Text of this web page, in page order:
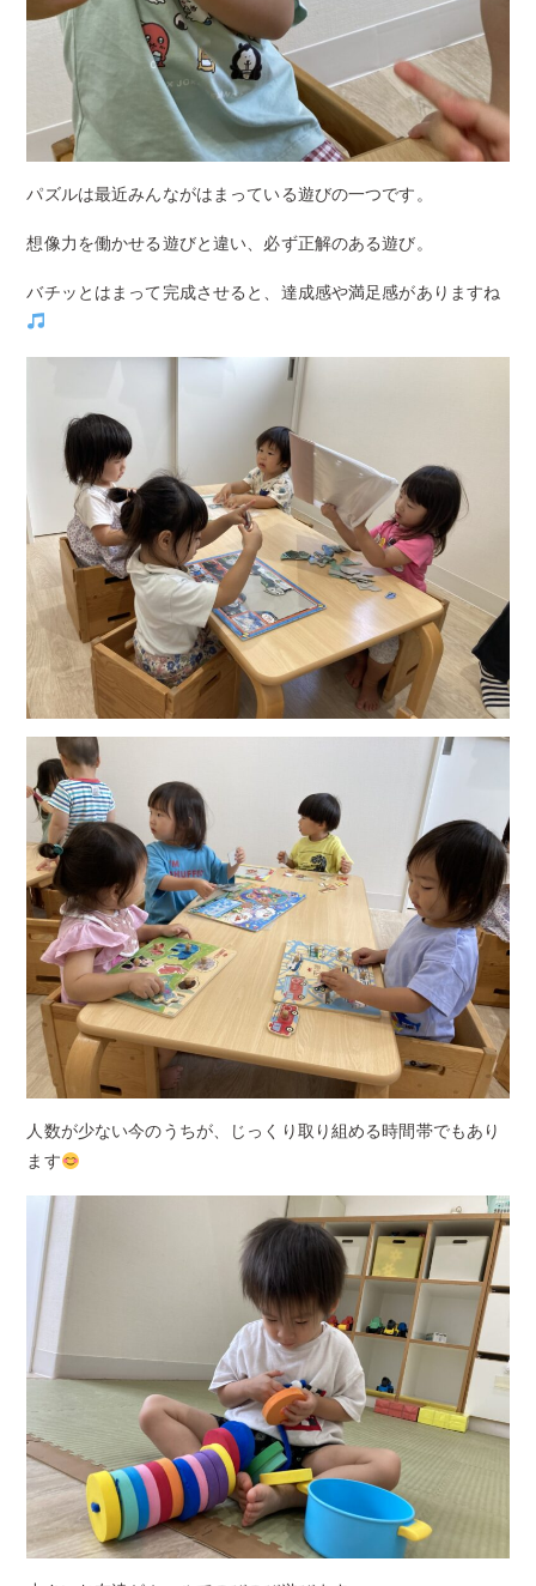
パズルは最近みんながはまっている遊びの一つです。
想像力を働かせる遊びと違い、必ず正解のある遊び。
バチッとはまって完成させると、達成感や満足感がありますね
人数が少ない今のうちが、じっくり取り組める時間帯でもあり
ます